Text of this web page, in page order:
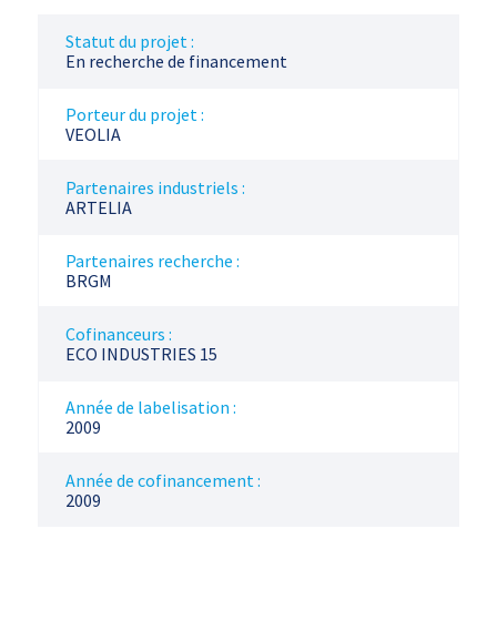
Statut du projet :
En recherche de financement
Porteur du projet :
VEOLIA
Partenaires industriels :
ARTELIA
Partenaires recherche :
BRGM
Cofinanceurs :
ECO INDUSTRIES 15
Année de labelisation :
2009
Année de cofinancement :
2009